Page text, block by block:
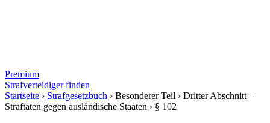
Premium
Strafverteidiger finden
Startseite › Strafgesetzbuch › Besonderer Teil › Dritter Abschnitt –
Straftaten gegen ausländische Staaten › § 102